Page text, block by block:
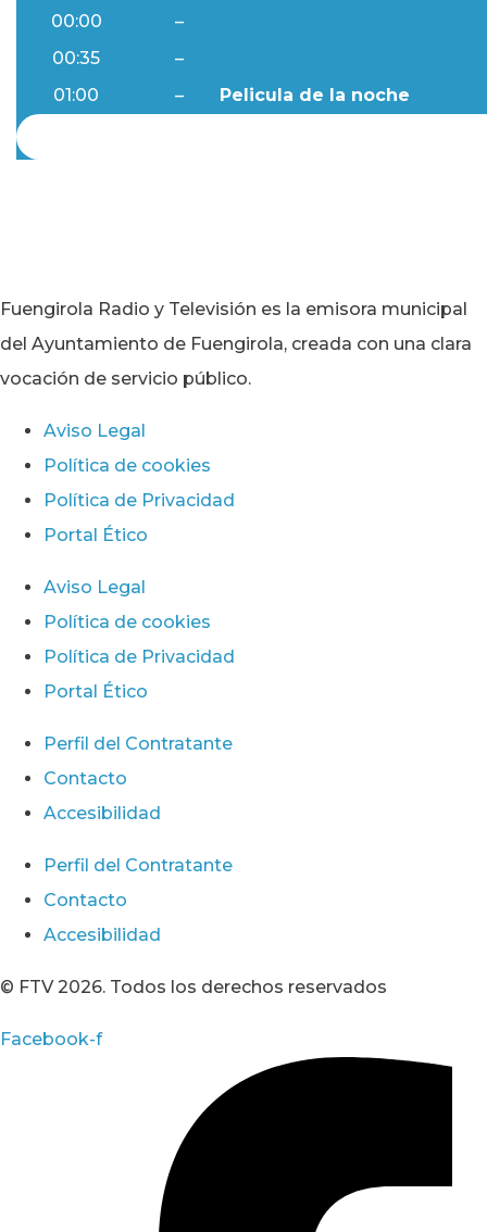
00:00 –
00:35
–
01:00
– Pelicula de la noche
Fuengirola Radio y Televisión es la emisora municipal
del Ayuntamiento de Fuengirola, creada con una clara
vocación de servicio público.
Aviso Legal
Política de cookies
Política de Privacidad
Portal Ético
Aviso Legal
Política de cookies
Política de Privacidad
Portal Ético
Perfil del Contratante
Contacto
Accesibilidad
Perfil del Contratante
Contacto
Accesibilidad
© FTV 2026. Todos los derechos reservados
Facebook-f